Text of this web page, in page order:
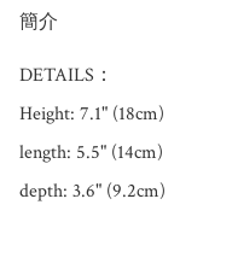
簡介
DETAILS：
Height: 7.1" (18cm)
length: 5.5" (14cm)